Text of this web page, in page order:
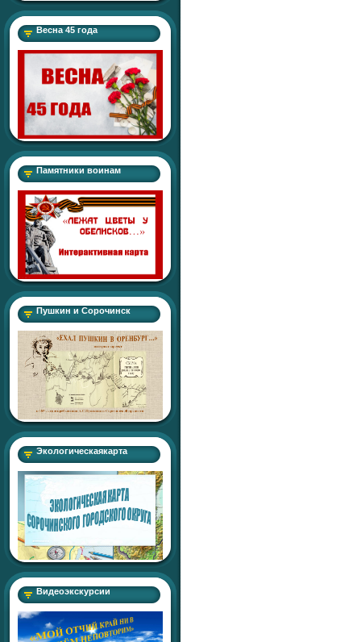
Весна 45 года
Памятники воинам
Пушкин и Сорочинск
Экологическаякарта
Видеоэкскурсии